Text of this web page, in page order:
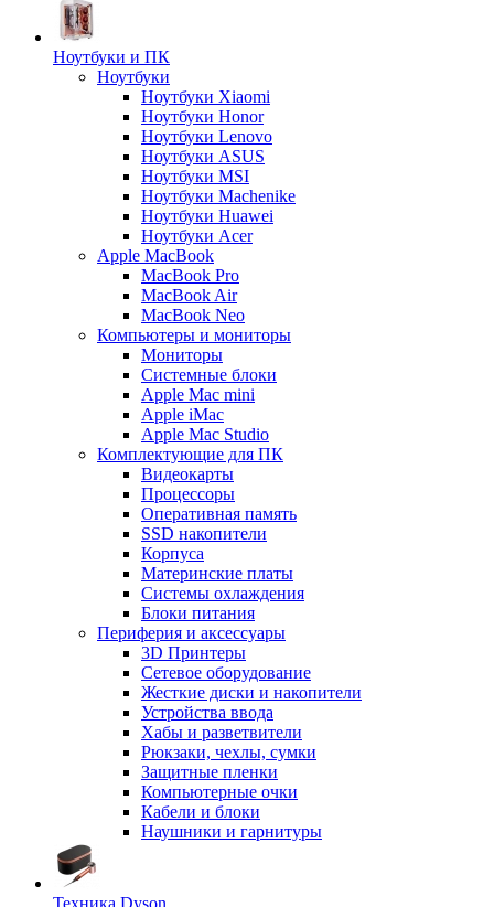
Ноутбуки и ПК
Ноутбуки
Ноутбуки Xiaomi
Ноутбуки Honor
Ноутбуки Lenovo
Ноутбуки ASUS
Ноутбуки MSI
Ноутбуки Machenike
Ноутбуки Huawei
Ноутбуки Acer
Apple MacBook
MacBook Pro
MacBook Air
MacBook Neo
Компьютеры и мониторы
Мониторы
Системные блоки
Apple Mac mini
Apple iMac
Apple Mac Studio
Комплектующие для ПК
Видеокарты
Процессоры
Оперативная память
SSD накопители
Корпуса
Материнские платы
Системы охлаждения
Блоки питания
Периферия и аксессуары
3D Принтеры
Сетевое оборудование
Жесткие диски и накопители
Устройства ввода
Хабы и разветвители
Рюкзаки, чехлы, сумки
Защитные пленки
Компьютерные очки
Кабели и блоки
Наушники и гарнитуры
Техника Dyson